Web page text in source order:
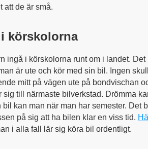
att de är små.
körskolorna
ingå i körskolorna runt om i landet. Det
är ute och kör med sin bil. Ingen
mitt på vägen ute på bondvischan
sig till närmaste bilverkstad. Drömma
kan man när man har semester. Det
på sig att ha bilen klar en viss tid.
i alla fall lär sig köra bil ordentligt.